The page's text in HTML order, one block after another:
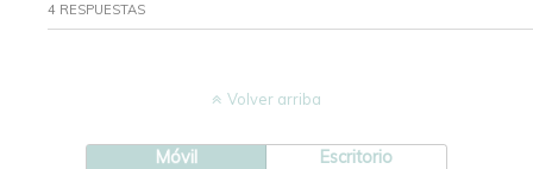
4 RESPUESTAS
Volver arriba
Móvil Escritorio